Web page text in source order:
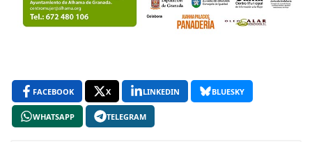
FACEBOOK X LINKEDIN BLUESKY
WHATSAPP TELEGRAM